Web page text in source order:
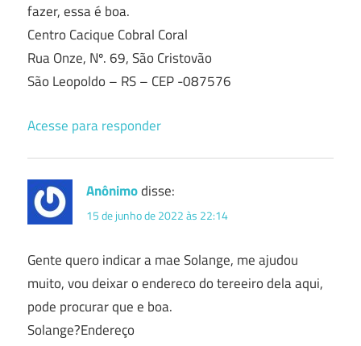
fazer, essa é boa.
Centro Cacique Cobral Coral
Rua Onze, Nº. 69, São Cristovão
São Leopoldo – RS – CEP -087576
Acesse para responder
Anônimodisse:
15 de junho de 2022 às 22:14
Gente quero indicar a mae Solange, me ajudou
muito, vou deixar o endereco do tereeiro dela aqui,
pode procurar que e boa.
Solange?Endereço